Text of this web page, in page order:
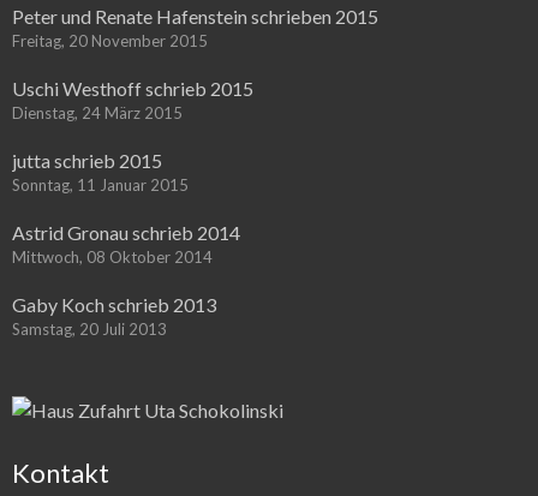
Peter und Renate Hafenstein schrieben 2015
Freitag, 20 November 2015
Uschi Westhoff schrieb 2015
Dienstag, 24 März 2015
jutta schrieb 2015
Sonntag, 11 Januar 2015
Astrid Gronau schrieb 2014
Mittwoch, 08 Oktober 2014
Gaby Koch schrieb 2013
Samstag, 20 Juli 2013
Kontakt